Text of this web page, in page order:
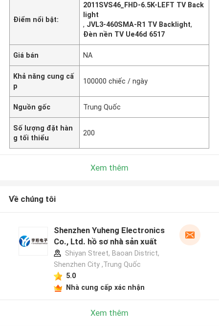
Điểm nổi bật:
2011SVS46_FHD-6.5K-LEFT TV Back
light
, JVL3-460SMA-R1 TV Backlight,
Đèn nền TV Ue46d 6517
Giá bán NA
Khả năng cung cấ
p
100000 chiếc / ngày
Nguồn gốc Trung Quốc
Số lượng đặt hàn
g tối thiểu
200
Xem thêm
Về chúng tôi
Shenzhen Yuheng Electronics
Co., Ltd. hồ sơ nhà sản xuất
Shiyan Street, Baoan District,
Shenzhen City ,Trung Quốc
5.0
Nhà cung cấp xác nhận
Xem thêm